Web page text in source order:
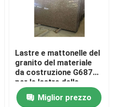
Lastre e mattonelle del
granito del materiale
da costruzione G687
per le lastre delle
piastrelle per
pavimento della parete
Miglior prezzo